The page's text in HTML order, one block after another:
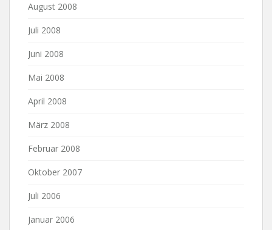
August 2008
Juli 2008
Juni 2008
Mai 2008
April 2008
März 2008
Februar 2008
Oktober 2007
Juli 2006
Januar 2006